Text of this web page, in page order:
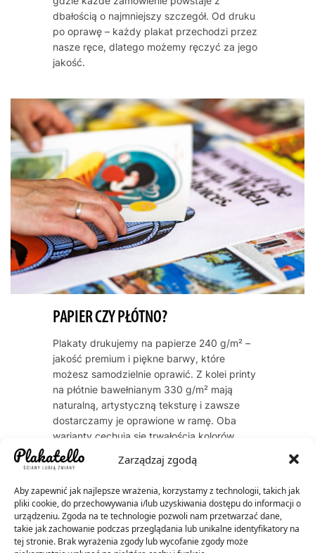
Zarządzaj zgodą
Aby zapewnić jak najlepsze wrażenia, korzystamy z technologii, takich jak
pliki cookie, do przechowywania i/lub uzyskiwania dostępu do informacji o
urządzeniu. Zgoda na te technologie pozwoli nam przetwarzać dane,
takie jak zachowanie podczas przeglądania lub unikalne identyfikatory na
tej stronie. Brak wyrażenia zgody lub wycofanie zgody może
dbałością o najmniejszy szczegół. Od druku
po oprawę – każdy plakat przechodzi przez
nasze ręce, dlatego możemy ręczyć za jego
jakość.
PAPIER CZY PŁÓTNO?
Plakaty drukujemy na papierze 240 g/m² –
jakość premium i piękne barwy, które
możesz samodzielnie oprawić. Z kolei printy
na płótnie bawełnianym 330 g/m² mają
naturalną, artystyczną teksturę i zawsze
dostarczamy je oprawione w ramę. Oba
warianty cechują się trwałością kolorów
przez dekady – do 60 lat dla plakatów, do
200 lat dla płócien.